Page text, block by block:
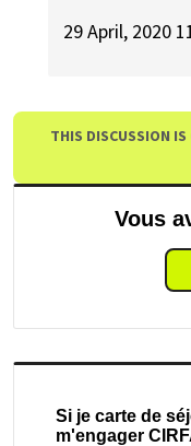
29 April, 2020
THIS DISCUSSION IS
Vous
Si je carte de
m'engager